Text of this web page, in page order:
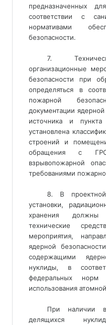
предназначенных
соответствии с
нормативами
безопасности.
7.
организационные
безопасности при
определяться в
пожарной
документации
источника и
установлена
строений и
обращения с
взрывопожарной
требованиями
8. В проектной
установки,
хранения должны
технические
мероприятия,
ядерной
содержащими
нуклиды, в
федеральных
использования
При наличии
делящихся